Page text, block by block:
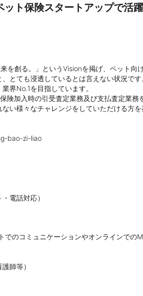
ット保険スタートアップで活
を創る。」というVisionを掲げ、ペット向
とても浸透しているとは言えない状況で
界No.1を目指しています。
険加入時の引受査定業務及び支払査定業
い様々なチャレンジをしていただける方を
bao-zi-liao
・電話対応）
のコミュニケーションやオンラインでの
師等）